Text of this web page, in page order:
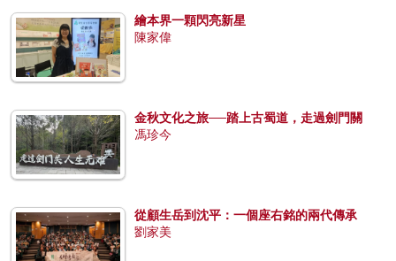
繪本界一顆閃亮新星
陳家偉
金秋文化之旅──踏上古蜀道，走過劍門關
馮珍今
從顧生岳到沈平：一個座右銘的兩代傳承
劉家美